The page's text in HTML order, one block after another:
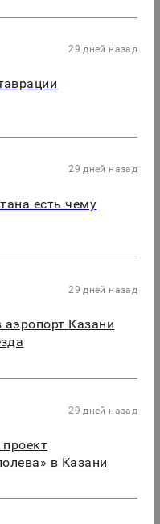
29 дней назад
29 дней назад
есть чему
29 дней назад
аэропорт Казани
29 дней назад
проект
в Казани